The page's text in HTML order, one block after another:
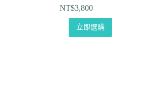
NT$3,800
立即選購